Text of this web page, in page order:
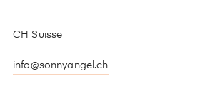
CH Suisse
info@sonnyangel.ch